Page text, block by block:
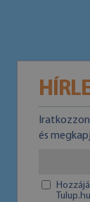
és
Tulup.hu